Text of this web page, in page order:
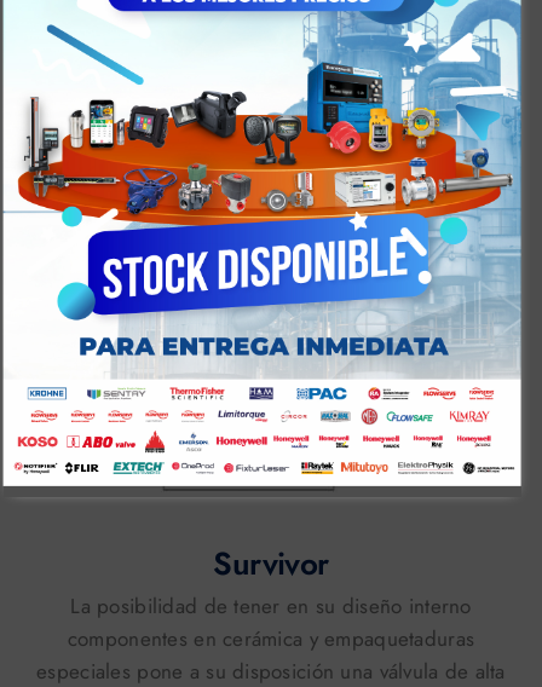
válvula, con caídas de presión de múltiples etapas
reducen el ruido y la vibración para aplicaciones
de gas y también elimina la cavitaciónpara servicios
líquidos
Válvulas de Control Resistentes a la
Erosión, Survivor
Survivor
La posibilidad de tener en su diseño interno
componentes en cerámica y empaquetaduras
especiales pone a su disposición una válvula de alta